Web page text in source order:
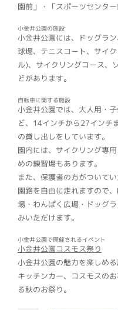
園前」・「スポーツセンタ
小金井公園の施設
小金井公園には、ドッグラ
球場、テニスコート、サイ
ル)、サイクリングコース、
どがあります。
自転車に関する施設
小金井公園では、大人用・
ど、14インチから27インチ
の貸し出しをしています。
園内には、サイクリング専
めの練習場もあります。
また、保護者の方がついて
園路を自由に走れますので
場・わんぱく広場・ドッグ
みいただけます。
小金井公園で開催されるイベント
小金井公園コスモス祭り
小金井公園の魅力を楽しめ
キッチンカー、コスモスの
る秋のお祭り。